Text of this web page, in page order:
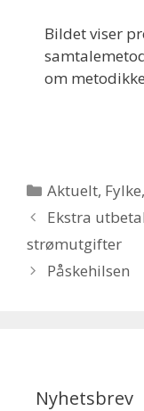
Bildet viser
om
Kategorier
Aktuelt, Fylke
Ekstra
strømutgifter
Påskehilsen
Nyhetsbrev